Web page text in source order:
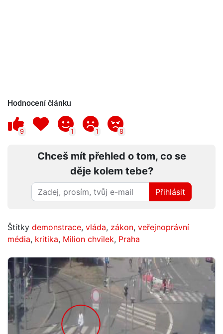
Hodnocení článku
9 1 1 8
Chceš mít přehled o tom, co se
děje kolem tebe?
Přihlásit
Štítky demonstrace, vláda, zákon, veřejnoprávní
média, kritika, Milion chvilek, Praha